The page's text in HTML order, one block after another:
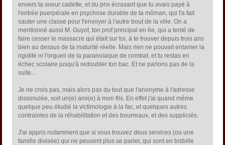
envers ta soeur cadette, et du prix écrasant que tu avais payé à
l'entrée puerpérale en psychose durable de ta môman, qui t'a fait
sauter une classe pour t'envoyer à l'autre bout de la ville. On a
mentionné aussi M. Guyot, ton prof principal en 6e, qui a tenté de
faire cesser le massacre qui était sur toi, à te trouver depuis trois ans
bien au dessus de ta maturité réelle. Mais rien ne pouvait entamer la
rigidité ni l'orgueil de la paranoïaque de combat, et tu restas en
échec scolaire jusqu'à redoubler ton bac. Et ne parlons pas de la
suite...
Je ne crois pas, mais alors pas du tout que l'anonyme à l'adresse
dissimulée, soit un(e) ami(e) à mon fils. En effet j'ai quand même
quelque peu étudié la victimologie à la fac, et quelques autres
contraintes de la réhabilitation et des bourreaux, et des suppliciés.
J'ai appris notamment que si vous trouvez deux services (ou une
famille divisée) qui ne peuvent plus se parler, qui sont en bisbille